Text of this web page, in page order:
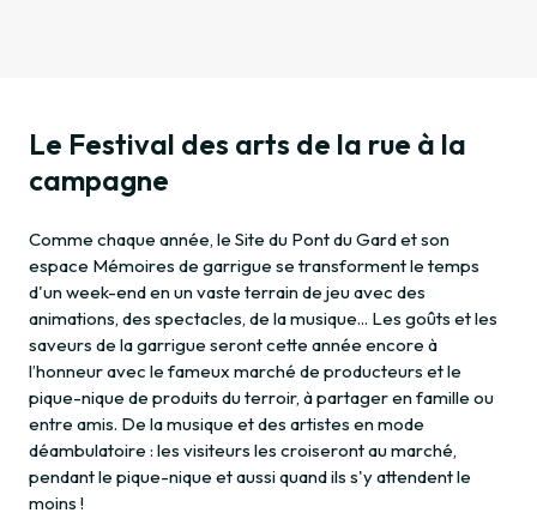
Le Festival des arts de la rue à la
campagne
Comme chaque année, le Site du Pont du Gard et son
espace Mémoires de garrigue se transforment le temps
d'un week-end en un vaste terrain de jeu avec des
animations, des spectacles, de la musique... Les goûts et les
saveurs de la garrigue seront cette année encore à
l’honneur avec le fameux marché de producteurs et le
pique-nique de produits du terroir, à partager en famille ou
entre amis. De la musique et des artistes en mode
déambulatoire : les visiteurs les croiseront au marché,
pendant le pique-nique et aussi quand ils s'y attendent le
moins !